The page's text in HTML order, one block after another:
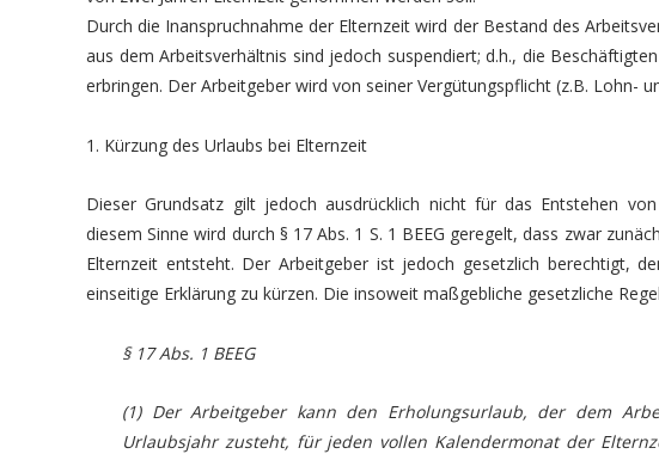
Durch die Inanspruchnahme der Elternzeit wird der Bestand des
aus dem Arbeitsverhältnis sind jedoch suspendiert; d.h., die
erbringen. Der Arbeitgeber wird von seiner Vergütungspflicht (z.B. Lohn-
1. Kürzung des Urlaubs bei Elternzeit
Dieser Grundsatz gilt jedoch ausdrücklich nicht für das Entstehen
diesem Sinne wird durch § 17 Abs. 1 S. 1 BEEG geregelt, dass zwar
Elternzeit entsteht. Der Arbeitgeber ist jedoch gesetzlich berechtigt,
einseitige Erklärung zu kürzen. Die insoweit maßgebliche gesetzliche
§ 17 Abs. 1 BEEG
(1) Der Arbeitgeber kann den Erholungsurlaub, der dem
Urlaubsjahr zusteht, für jeden vollen Kalendermonat der